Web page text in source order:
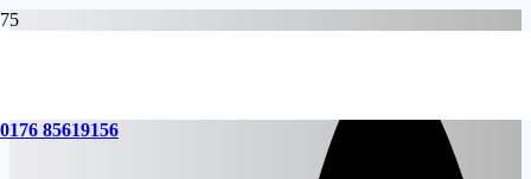
0176 85619156